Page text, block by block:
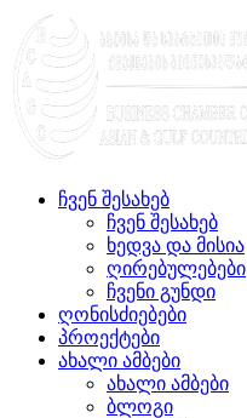
ჩვენ შესახებ
ჩვენ შესახებ
ხედვა და მისია
ღირებულებები
ჩვენი გუნდი
ღონისძიებები
პროექტები
ახალი ამბები
ახალი ამბები
ბლოგი